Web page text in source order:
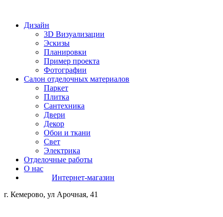
Дизайн
3D Визуализации
Эскизы
Планировки
Пример проекта
Фотографии
Салон отделочных материалов
Паркет
Плитка
Сантехника
Двери
Декор
Обои и ткани
Свет
Электрика
Отделочные работы
О нас
Интернет-магазин
г. Кемерово, ул Арочная, 41